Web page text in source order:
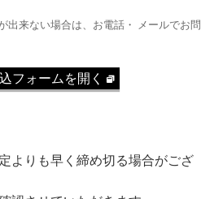
出来ない場合は、お電話・ メールでお問
フォームを開く
よりも早く締め切る場合がござ